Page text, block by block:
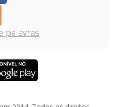
palavras